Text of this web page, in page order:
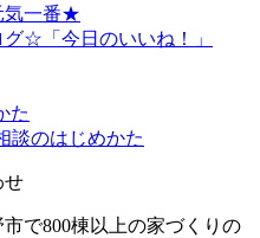
気一番★
☆「今日のいいね！」
た
談のはじめかた
せ
で800棟以上の家づくりの